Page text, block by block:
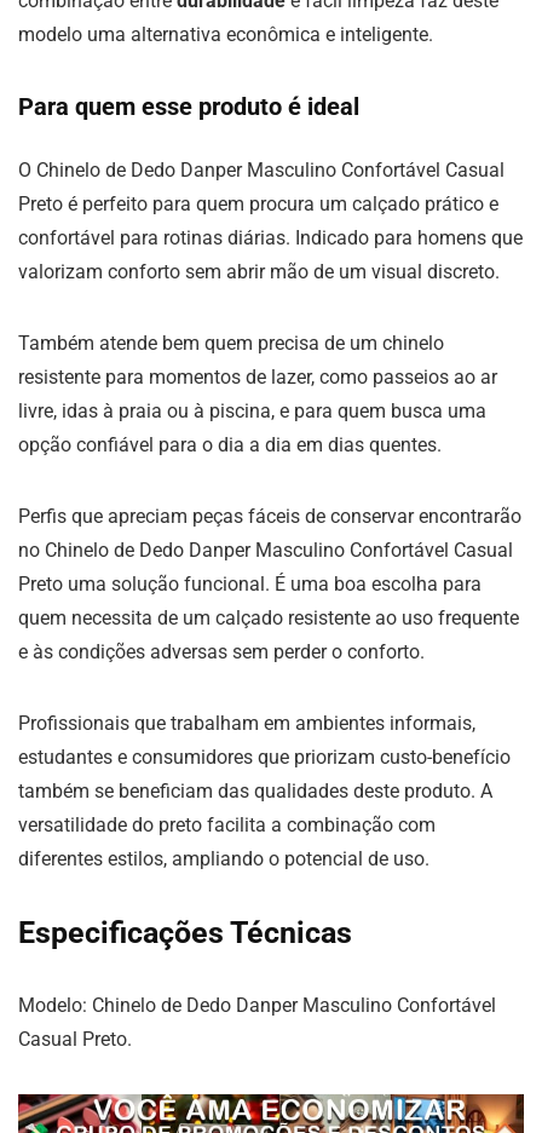
modelo uma alternativa econômica e inteligente.
Para quem esse produto é ideal
O Chinelo de Dedo Danper Masculino Confortável Casual
Preto é perfeito para quem procura um calçado prático e
confortável para rotinas diárias. Indicado para homens que
valorizam conforto sem abrir mão de um visual discreto.
Também atende bem quem precisa de um chinelo
resistente para momentos de lazer, como passeios ao ar
livre, idas à praia ou à piscina, e para quem busca uma
opção confiável para o dia a dia em dias quentes.
Perfis que apreciam peças fáceis de conservar encontrarão
no Chinelo de Dedo Danper Masculino Confortável Casual
Preto uma solução funcional. É uma boa escolha para
quem necessita de um calçado resistente ao uso frequente
e às condições adversas sem perder o conforto.
Profissionais que trabalham em ambientes informais,
estudantes e consumidores que priorizam custo-benefício
também se beneficiam das qualidades deste produto. A
versatilidade do preto facilita a combinação com
diferentes estilos, ampliando o potencial de uso.
Especificações Técnicas
Modelo: Chinelo de Dedo Danper Masculino Confortável
Casual Preto.